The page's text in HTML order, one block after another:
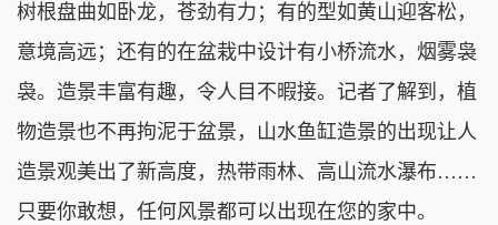
树根盘曲如卧龙，苍劲有力；有的型如黄山迎客松，
意境高远；还有的在盆栽中设计有小桥流水，烟雾袅
袅。造景丰富有趣，令人目不暇接。记者了解到，植
物造景也不再拘泥于盆景，山水鱼缸造景的出现让人
造景观美出了新高度，热带雨林、高山流水瀑布……
只要你敢想，任何风景都可以出现在您的家中。